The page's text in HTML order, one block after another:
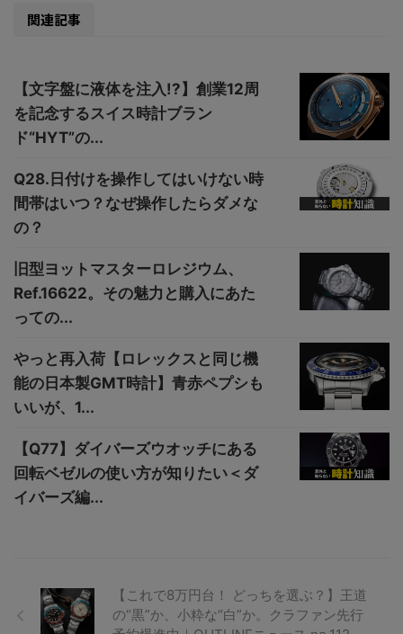
関連記事
【文字盤に液体を注入!?】創業12周
を記念するスイス時計ブラン
ド“HYT”の...
Q28.日付けを操作してはいけない時
間帯はいつ？なぜ操作したらダメな
の？
旧型ヨットマスターロレジウム、
Ref.16622。その魅力と購入にあた
っての...
やっと再入荷【ロレックスと同じ機
能の日本製GMT時計】青赤ペプシも
いいが、1...
【Q77】ダイバーズウオッチにある
回転ベゼルの使い方が知りたい＜ダ
イバーズ編...
【これで8万円台！ どっちを選ぶ？】王道
の“黒”か、小粋な“白”か。クラファン先行